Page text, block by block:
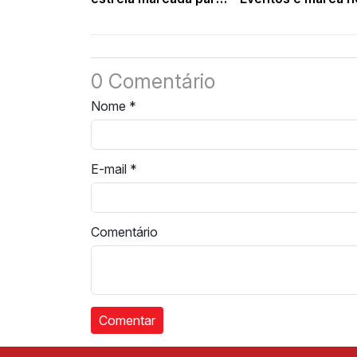
0 Comentário
Nome *
E-mail *
Comentário